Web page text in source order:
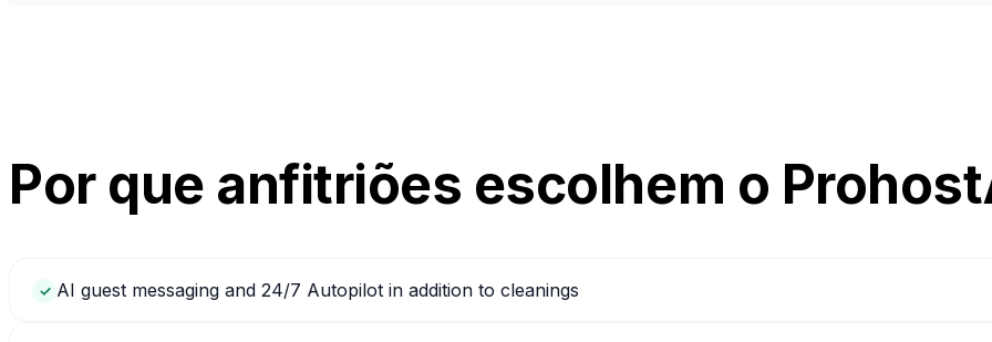
Por que anfitriões escolhem o
✓ AI guest messaging and 24/7 Autopilot in addition to cleanings